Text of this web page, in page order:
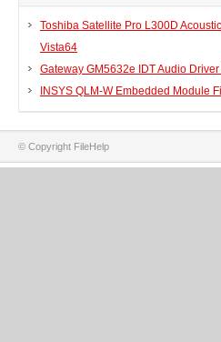
Toshiba Satellite Pro L300D
Vista64
Gateway GM5632e IDT Audio
INSYS QLM-W Embedded Module
© Copyright FileHelp